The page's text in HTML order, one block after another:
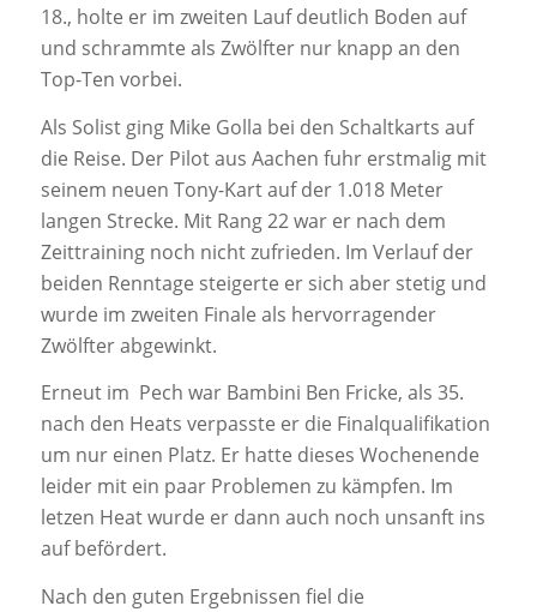
18., holte er im zweiten Lauf deutlich Boden auf
und schrammte als Zwölfter nur knapp an den
Top-Ten vorbei.
Als Solist ging Mike Golla bei den Schaltkarts auf
die Reise. Der Pilot aus Aachen fuhr erstmalig mit
seinem neuen Tony-Kart auf der 1.018 Meter
langen Strecke. Mit Rang 22 war er nach dem
Zeittraining noch nicht zufrieden. Im Verlauf der
beiden Renntage steigerte er sich aber stetig und
wurde im zweiten Finale als hervorragender
Zwölfter abgewinkt.
Erneut im Pech war Bambini Ben Fricke, als 35.
nach den Heats verpasste er die Finalqualifikation
um nur einen Platz. Er hatte dieses Wochenende
leider mit ein paar Problemen zu kämpfen. Im
letzen Heat wurde er dann auch noch unsanft ins
auf befördert.
Nach den guten Ergebnissen fiel die